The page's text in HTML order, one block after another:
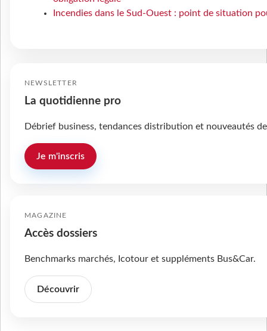
Incendies dans le Sud-Ouest : point de situation
NEWSLETTER
La quotidienne pro
Débrief business, tendances distribution et nouveautés
Je m'inscris
MAGAZINE
Accès dossiers
Benchmarks marchés, Icotour et suppléments Bus&Car.
Découvrir